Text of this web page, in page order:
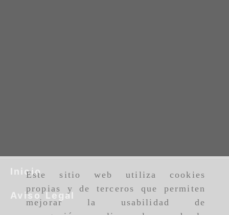
Este sitio web utiliza cookies
propias y de terceros que permiten
mejorar la usabilidad de
Inicio
Aviso Legal